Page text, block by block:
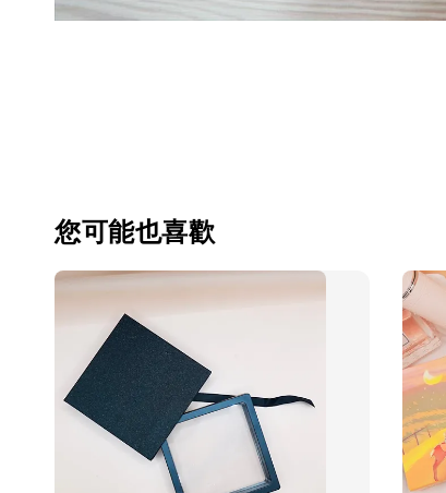
您可能也喜歡